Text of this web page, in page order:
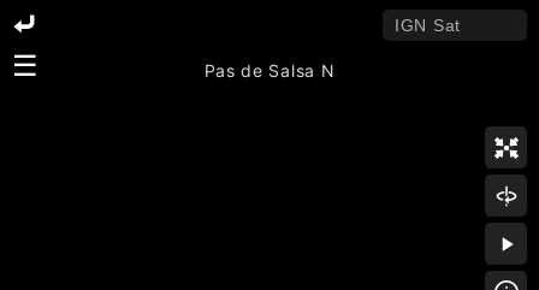
☰ Pas de Salsa N